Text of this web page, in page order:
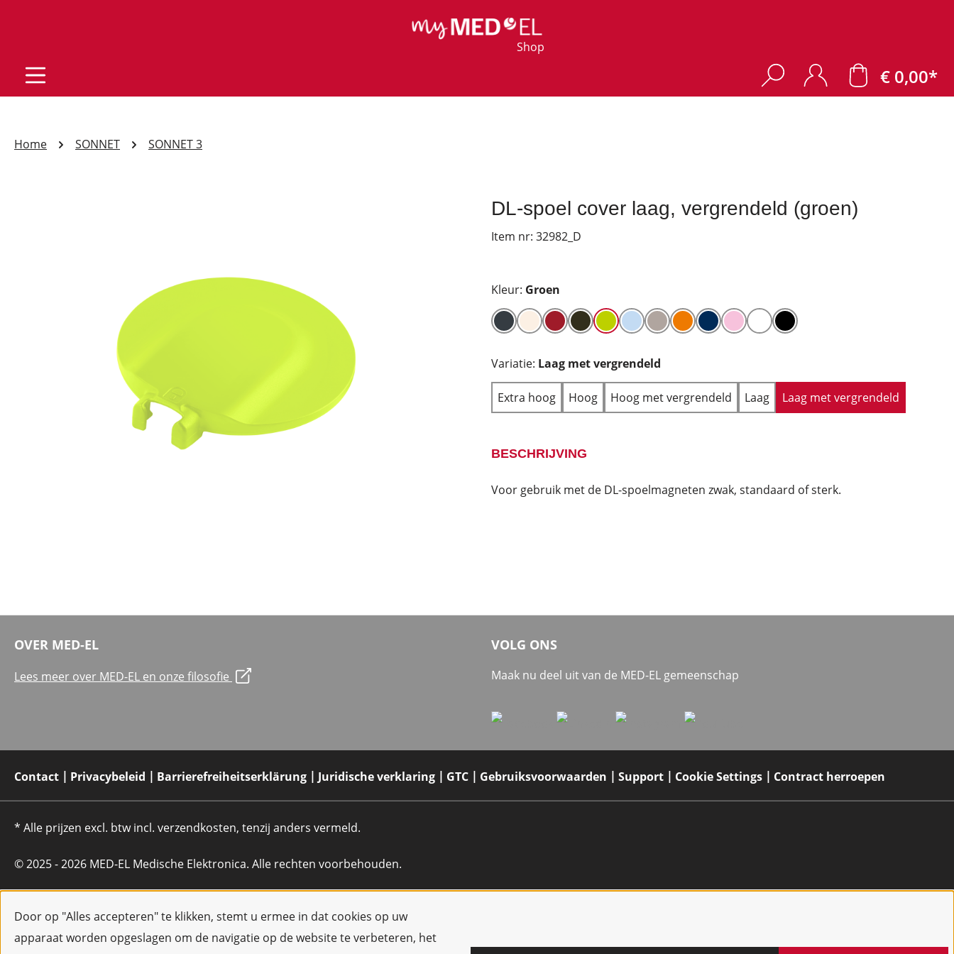
Door op "Alles accepteren" te klikken, stemt u ermee in dat cookies op uw
apparaat worden opgeslagen om de navigatie op de website te verbeteren, het
Shop
€ 0,00*
Home SONNET SONNET 3
DL-spoel cover laag, vergrendeld (groen)
Item nr: 32982_D
Kleur: Groen
Variatie: Laag met vergrendeld
Extra hoog Hoog Hoog met vergrendeld Laag Laag met vergrendeld
BESCHRIJVING
Voor gebruik met de DL-spoelmagneten zwak, standaard of sterk.
OVER MED-EL
Lees meer over MED-EL en onze filosofie
VOLG ONS
Maak nu deel uit van de MED-EL gemeenschap
Contact Privacybeleid Barrierefreiheitserklärung Juridische verklaring GTC Gebruiksvoorwaarden Support Cookie Settings Contract herroepen
* Alle prijzen excl. btw incl. verzendkosten, tenzij anders vermeld.
© 2025 - 2026 MED-EL Medische Elektronica. Alle rechten voorbehouden.